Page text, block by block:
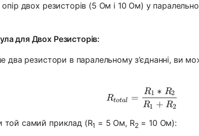
двох резисторів (5 Ом і 10 Ом) у
для Двох Резисторів:
два резистори в паралельному з’єднанні, ви
R_{total} =
Rtotal =
R1 + R2
R1 ∗ R2
той самий приклад (R1 = 5 Ом, R2 = 10 Ом):